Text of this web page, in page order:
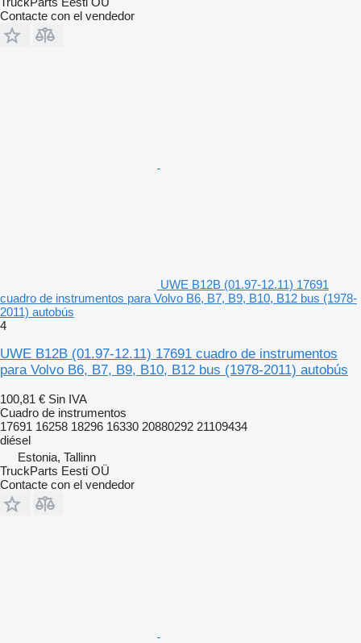
Contacte con el vendedor
UWE B12B (01.97-12.11) 17691
cuadro de instrumentos para Volvo B6, B7, B9, B10, B12 bus (1978-
2011) autobús
4
UWE B12B (01.97-12.11) 17691 cuadro de instrumentos
para Volvo B6, B7, B9, B10, B12 bus (1978-2011) autobús
100,81 € Sin IVA
Cuadro de instrumentos
17691 16258 18296 16330 20880292 21109434
diésel
Estonia, Tallinn
TruckParts Eesti OÜ
Contacte con el vendedor